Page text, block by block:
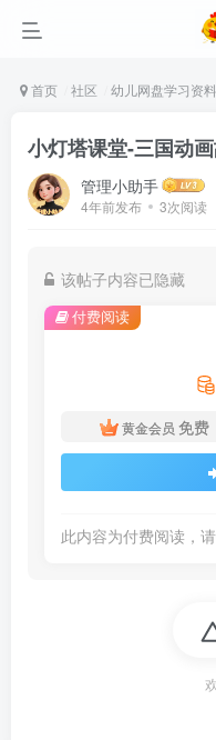
首页 社区 幼儿网盘学习资料
小灯塔课堂-三国动
管理小助手
4年前发布 3次阅读
该帖子内容已隐藏
付费阅读
黄金会员 免费
此内容为付费阅读，